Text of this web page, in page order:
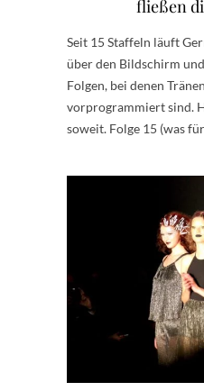
fließen
Seit 15 Staffeln läuft
über den Bildschirm
Folgen, bei denen
vorprogrammiert sind.
soweit. Folge 15 (was